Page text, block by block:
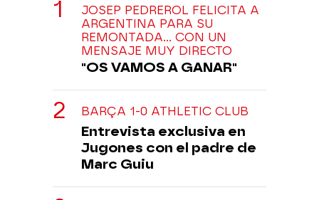
JOSEP PEDREROL FELICITA A
ARGENTINA PARA SU
REMONTADA... CON UN
MENSAJE MUY DIRECTO
"OS VAMOS A GANAR"
BARÇA 1-0 ATHLETIC CLUB
Entrevista exclusiva en
Jugones con el padre de
Marc Guiu